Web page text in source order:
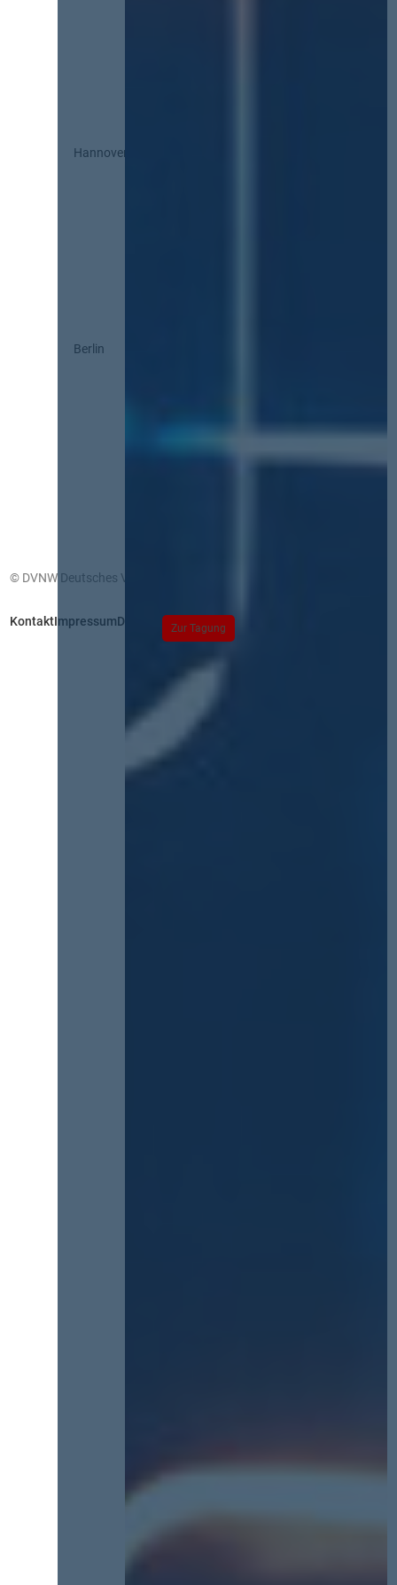
Zur Tagung
Hannover
Berlin
© DVNW Deutsches Vergabenetzwerk GmbH
KontaktImpressumDatenschutz